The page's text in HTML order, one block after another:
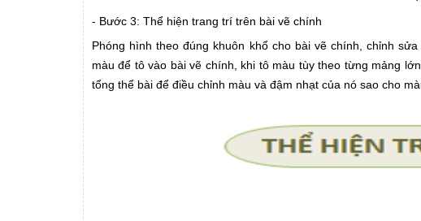
- Bước 3: Thể hiện trang trí trên bài vẽ chính
Phóng hình theo đúng khuôn khổ cho bài vẽ chính, chỉnh
màu để tô vào bài vẽ chính, khi tô màu tùy theo từng mảng
tổng thể bài để điều chỉnh màu và đậm nhạt của nó sao cho